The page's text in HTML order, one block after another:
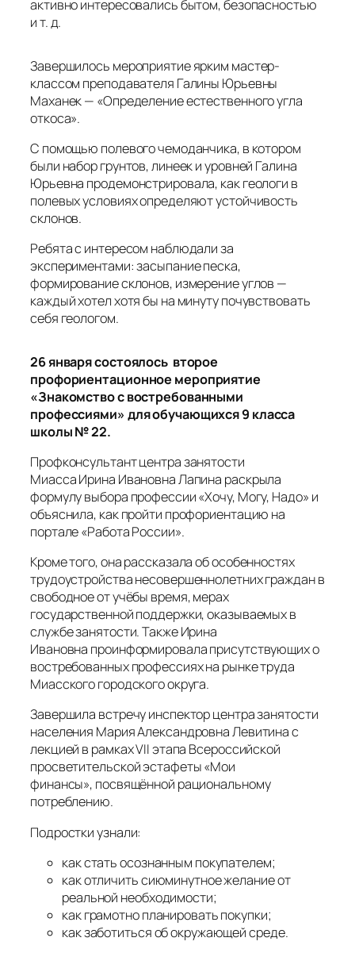
активно интересовались бытом, безопасностью
и т. д.
Завершилось мероприятие ярким мастер-
классом преподавателя Галины Юрьевны
Маханек — «Определение естественного угла
откоса».
С помощью полевого чемоданчика, в котором
были набор грунтов, линеек и уровней Галина
Юрьевна продемонстрировала, как геологи в
полевых условиях определяют устойчивость
склонов.
Ребята с интересом наблюдали за
экспериментами: засыпание песка,
формирование склонов, измерение углов —
каждый хотел хотя бы на минуту почувствовать
себя геологом.
26 января состоялось второе
профориентационное мероприятие
«Знакомство с востребованными
профессиями» для обучающихся 9 класса
школы № 22.
Профконсультант центра занятости
Миасса Ирина Ивановна Лапина раскрыла
формулу выбора профессии «Хочу, Могу, Надо» и
объяснила, как пройти профориентацию на
портале «Работа России».
Кроме того, она рассказала об особенностях
трудоустройства несовершеннолетних граждан в
свободное от учёбы время, мерах
государственной поддержки, оказываемых в
службе занятости. Также Ирина
Ивановна проинформировала присутствующих о
востребованных профессиях на рынке труда
Миасского городского округа.
Завершила встречу инспектор центра занятости
населения Мария Александровна Левитина с
лекцией в рамках VII этапа Всероссийской
просветительской эстафеты «Мои
финансы», посвящённой рациональному
потреблению.
Подростки узнали:
как стать осознанным покупателем;
как отличить сиюминутное желание от
реальной необходимости;
как грамотно планировать покупки;
как заботиться об окружающей среде.